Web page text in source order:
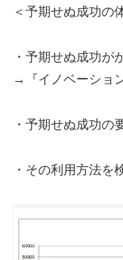
＜予期せぬ成功の
・予期せぬ成功が
→『イノベーショ
・予期せぬ成功の
・その利用方法を